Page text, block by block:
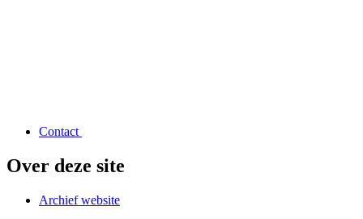
Contact
Over deze site
Archief website